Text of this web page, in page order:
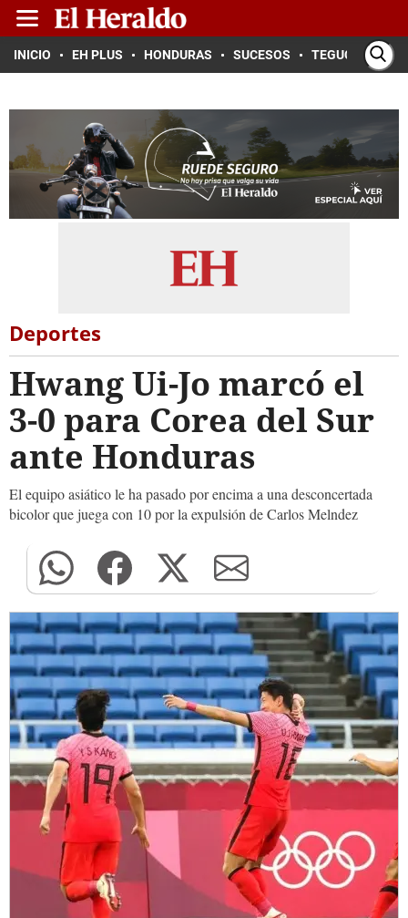
INICIO EH PLUS HONDURAS SUCESOS TEGUCIGALPA
Deportes
Hwang Ui-Jo marcó el
3-0 para Corea del Sur
ante Honduras
El equipo asiático le ha pasado por encima a una desconcertada
bicolor que juega con 10 por la expulsión de Carlos Melndez